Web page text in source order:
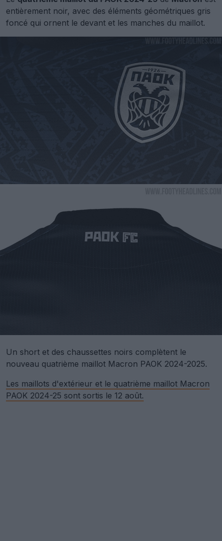
entièrement noir, avec des éléments géométriques gris
foncé qui ornent le devant et les manches du maillot.
Un short et des chaussettes noirs complètent le
nouveau quatrième maillot Macron PAOK 2024-2025.
Les maillots d'extérieur et le quatrième maillot Macron
PAOK 2024-25 sont sortis le 12 août.